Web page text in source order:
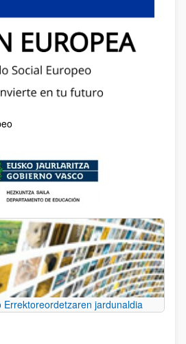
Errektoreordetzaren jardunaldia